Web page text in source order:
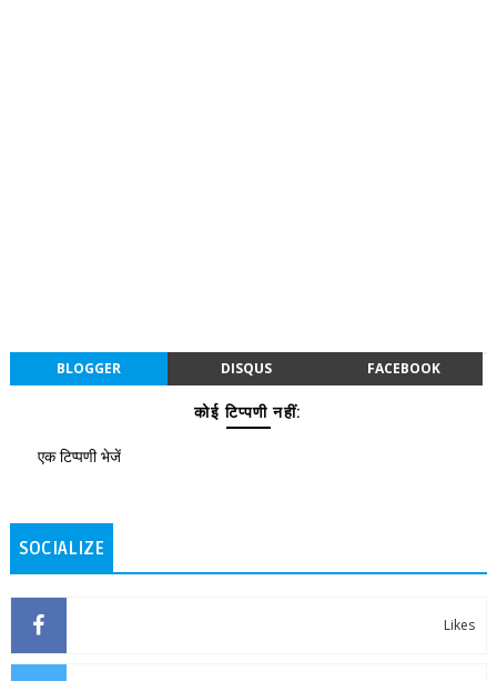
BLOGGER DISQUS FACEBOOK
कोई टिप्पणी नहीं:
एक टिप्पणी भेजें
SOCIALIZE
Likes